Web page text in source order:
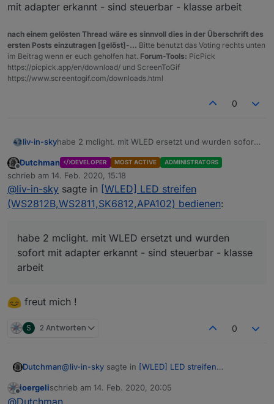
mit adapter erkannt - sind steuerbar - klasse arbeit
nach einem gelösten Thread wäre es sinnvoll dies in der Überschrift des
ersten Posts einzutragen [gelöst]-... Bitte benutzt das Voting rechts unten
im Beitrag wenn er euch geholfen hat. Forum-Tools: PicPick
https://picpick.app/en/download/ und ScreenToGif
https://www.screentogif.com/downloads.html
0
liv-in-skyhabe 2 mclight. mit WLED ersetzt und wurden sofort
Offline
Dutchman DEVELOPER MOST ACTIVE ADMINISTRATORS
schrieb am 14. Feb. 2020, 15:18
zuletzt editiert von
@liv-in-sky sagte in [WLED] LED streifen
(WS2812B,WS2811,SK6812,APA102) bedienen:
habe 2 mclight. mit WLED ersetzt und wurden
sofort mit adapter erkannt - sind steuerbar - klasse
arbeit
freut mich !
S 2 Antworten 0
Dutchman@liv-in-sky sagte in [WLED] LED streifen
Offline
joergelischrieb am 14. Feb. 2020, 20:05
zuletzt editiert von
@Dutchman